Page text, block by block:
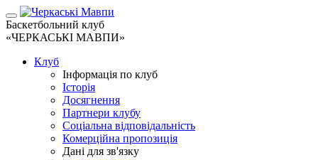
Баскетбольний клуб
«ЧЕРКАСЬКІ МАВПИ»
Клуб
Інформація по клуб
Історія
Досягнення
Партнери клубу
Соціальна відповідальність
Комерційна пропозиція
Дані для зв'язку